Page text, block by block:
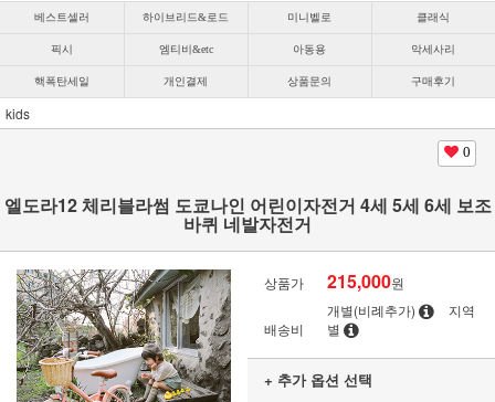
베스트셀러 하이브리드&로드 미니벨로 클래식
픽시 엠티비&etc 아동용 악세사리
핵폭탄세일 개인결제 상품문의 구매후기
kids
0
엘도라12 체리블라썸 도쿄나인 어린이자전거 4세 5세 6세 보조
바퀴 네발자전거
상품가 215,000원
배송비
개별(비례추가)
지역
별
+ 추가 옵션 선택